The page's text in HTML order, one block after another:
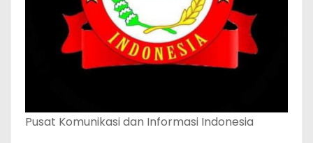
Pusat Komunikasi dan Informasi Indonesia